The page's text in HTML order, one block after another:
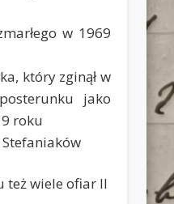
w 1969
który zginął w
jako
roku
też wiele ofiar II